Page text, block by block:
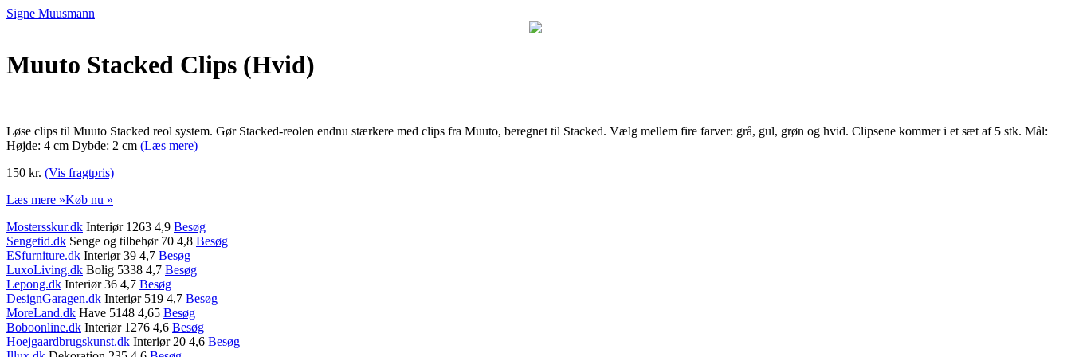
Signe Muusmann
Muuto Stacked Clips (Hvid)
Løse clips til Muuto Stacked reol system. Gør Stacked-reolen endnu stærkere med clips fra Muuto, beregnet til Stacked. Vælg mellem fire farver: grå, gul, grøn og hvid. Clipsene kommer i et sæt af 5 stk. Mål:
Højde: 4 cm Dybde: 2 cm (Læs mere)
150 kr. (Vis fragtpris)
Læs mere »Køb nu »
Mostersskur.dk Interiør 1263 4,9 Besøg
Sengetid.dk Senge og tilbehør 70 4,8 Besøg
ESfurniture.dk Interiør 39 4,7 Besøg
LuxoLiving.dk Bolig 5338 4,7 Besøg
Lepong.dk Interiør 36 4,7 Besøg
DesignGaragen.dk Interiør 519 4,7 Besøg
MoreLand.dk Have 5148 4,65 Besøg
Boboonline.dk Interiør 1276 4,6 Besøg
Hoejgaardbrugskunst.dk Interiør 20 4,6 Besøg